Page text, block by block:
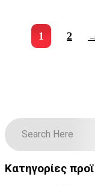
1 2
Κατηγορίες